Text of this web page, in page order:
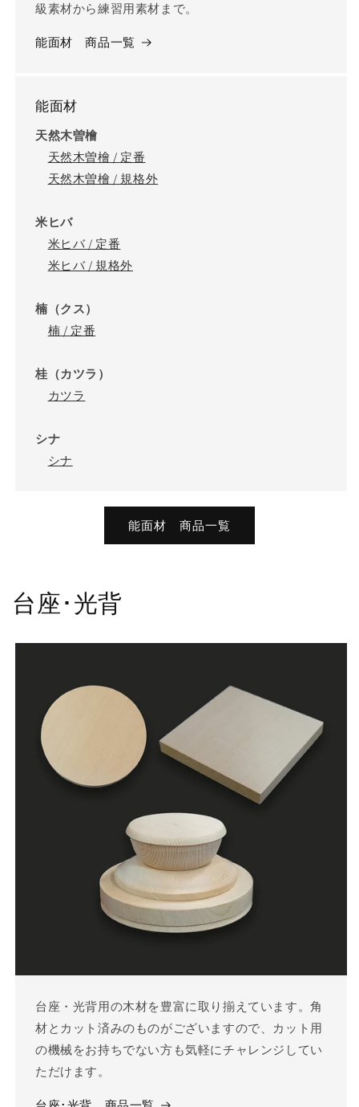
級素材から練習用素材まで。
能面材 商品一覧
能面材
天然木曽檜
天然木曽檜 / 定番
天然木曽檜 / 規格外
米ヒバ
米ヒバ / 定番
米ヒバ / 規格外
楠（クス）
楠 / 定番
桂（カツラ）
カツラ
シナ
シナ
能面材 商品一覧
台座･光背
台座・光背用の木材を豊富に取り揃えています。角
材とカット済みのものがございますので、カット用
の機械をお持ちでない方も気軽にチャレンジしてい
ただけます。